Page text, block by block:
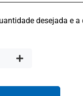
desejada e